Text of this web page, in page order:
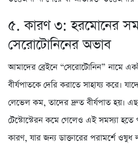
৫. কারণ ৩: হরমোনের
সেরোটোনিনের অভাব
আমাদের ব্রেইনে “সেরোটোনিন” নামে
বীর্যপাতকে দেরি করাতে সাহায্য করে।
লেভেল কম, তাদের দ্রুত বীর্যপাত হয়।
টেস্টোস্টেরন কমে গেলেও এই সমস্যা হতে
কারণ, যার জন্য ডাক্তারের পরামর্শে ওষুধ